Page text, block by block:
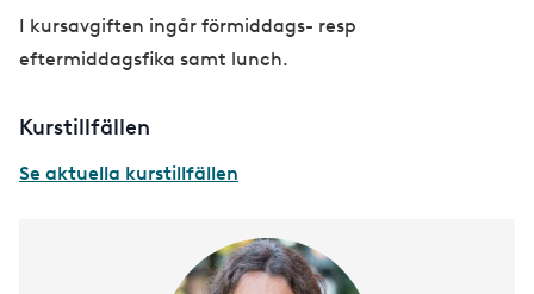
I kursavgiften ingår förmiddags- resp
eftermiddagsfika samt lunch.
Kurstillfällen
Se aktuella kurstillfällen